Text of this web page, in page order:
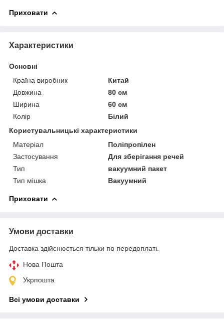
Приховати
Характеристики
Основні
Країна виробник
Китай
Довжина
80 см
Ширина
60 см
Колір
Білий
Користувальницькі характеристики
Матеріал
Поліпропілен
Застосування
Для зберігання речей
Тип
вакуумний пакет
Тип мішка
Вакуумний
Приховати
Умови доставки
Доставка здійснюється тільки по передоплаті.
Нова Пошта
Укрпошта
Всі умови доставки